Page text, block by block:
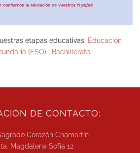
etapas educativas: Educación
(ESO) Bachillerato
DE CONTACTO:
Corazón Chamartín
Magdalena Sofía 12